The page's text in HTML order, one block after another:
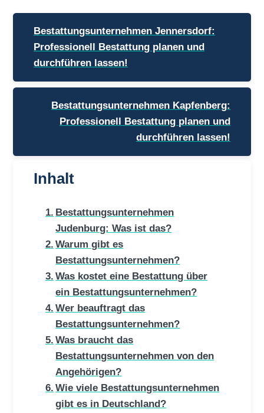
Beitragsnavigation
Bestattungsunternehmen Jennersdorf:
Professionell Bestattung planen und
durchführen lassen!
Bestattungsunternehmen Kapfenberg:
Professionell Bestattung planen und
durchführen lassen!
Inhalt
Bestattungsunternehmen
Judenburg: Was ist das?
Warum gibt es
Bestattungsunternehmen?
Was kostet eine Bestattung über
ein Bestattungsunternehmen?
Wer beauftragt das
Bestattungsunternehmen?
Was braucht das
Bestattungsunternehmen von den
Angehörigen?
Wie viele Bestattungsunternehmen
gibt es in Deutschland?